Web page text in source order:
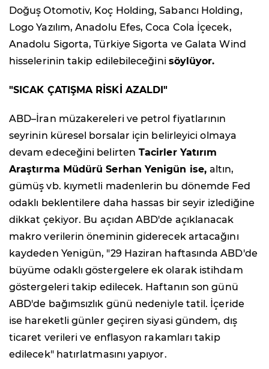
Doğuş Otomotiv, Koç Holding, Sabancı Holding,
Logo Yazılım, Anadolu Efes, Coca Cola İçecek,
Anadolu Sigorta, Türkiye Sigorta ve Galata Wind
hisselerinin takip edilebileceğini söylüyor.
"SICAK ÇATIŞMA RİSKİ AZALDI"
ABD–İran müzakereleri ve petrol fiyatlarının
seyrinin küresel borsalar için belirleyici olmaya
devam edeceğini belirten Tacirler Yatırım
Araştırma Müdürü Serhan Yenigün ise, altın,
gümüş vb. kıymetli madenlerin bu dönemde Fed
odaklı beklentilere daha hassas bir seyir izlediğine
dikkat çekiyor. Bu açıdan ABD'de açıklanacak
makro verilerin öneminin giderecek artacağını
kaydeden Yenigün, "29 Haziran haftasında ABD'de
büyüme odaklı göstergelere ek olarak istihdam
göstergeleri takip edilecek. Haftanın son günü
ABD'de bağımsızlık günü nedeniyle tatil. İçeride
ise hareketli günler geçiren siyasi gündem, dış
ticaret verileri ve enflasyon rakamları takip
edilecek" hatırlatmasını yapıyor.